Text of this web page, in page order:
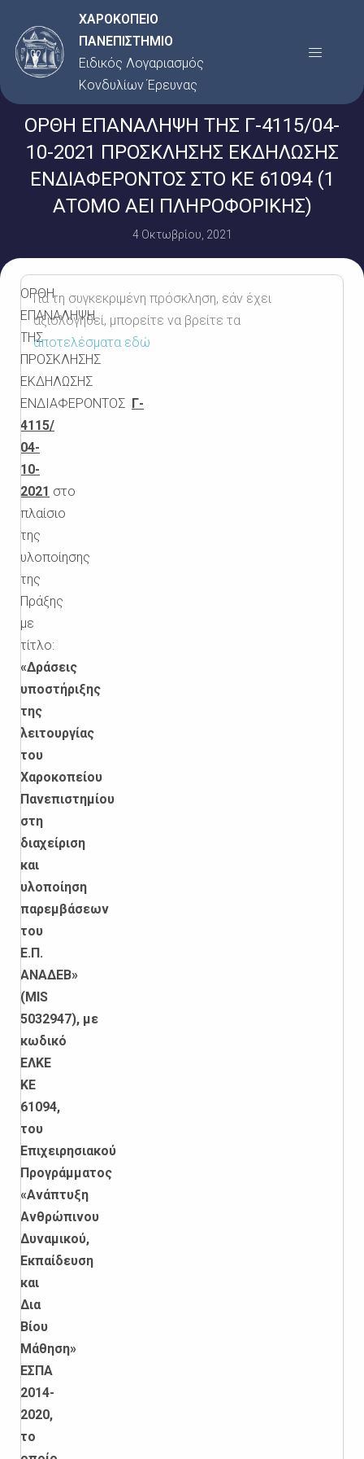
στο
περιεχόμενο
ΧΑΡΟΚΟΠΕΙΟ
ΠΑΝΕΠΙΣΤΗΜΙΟ
Ειδικός Λογαριασμός
Κονδυλίων Έρευνας
Menu
ΟΡΘΗ ΕΠΑΝΑΛΗΨΗ ΤΗΣ Γ-4115/04-
10-2021 ΠΡΟΣΚΛΗΣΗΣ ΕΚΔΗΛΩΣΗΣ
ΕΝΔΙΑΦΕΡΟΝΤΟΣ ΣΤΟ ΚΕ 61094 (1
ΑΤΟΜΟ ΑΕΙ ΠΛΗΡΟΦΟΡΙΚΗΣ)
4 Οκτωβρίου, 2021
ΟΡΘΗ
ΕΠΑΝΑΛΗΨΗ
ΤΗΣ
ΠΡΟΣΚΛΗΣΗΣ
ΕΚΔΗΛΩΣΗΣ
ΕΝΔΙΑΦΕΡΟΝΤΟΣ Γ-
4115/
04-
10-
2021 στο
πλαίσιο
της
υλοποίησης
της
Πράξης
με
τίτλο:
«Δράσεις
υποστήριξης
της
λειτουργίας
του
Χαροκοπείου
Πανεπιστημίου
στη
διαχείριση
και
υλοποίηση
παρεμβάσεων
του
Ε.Π.
ΑΝΑΔΕΒ»
(MIS
5032947), με
κωδικό
ΕΛΚΕ
ΚΕ
61094,
του
Επιχειρησιακού
Προγράμματος
«Ανάπτυξη
Ανθρώπινου
Δυναμικού,
Εκπαίδευση
και
Δια
Βίου
Μάθηση»
ΕΣΠΑ
2014-
2020,
το
Για τη συγκεκριμένη πρόσκληση, εάν έχει
αξιολογηθεί, μπορείτε να βρείτε τα
αποτελέσματα εδώ